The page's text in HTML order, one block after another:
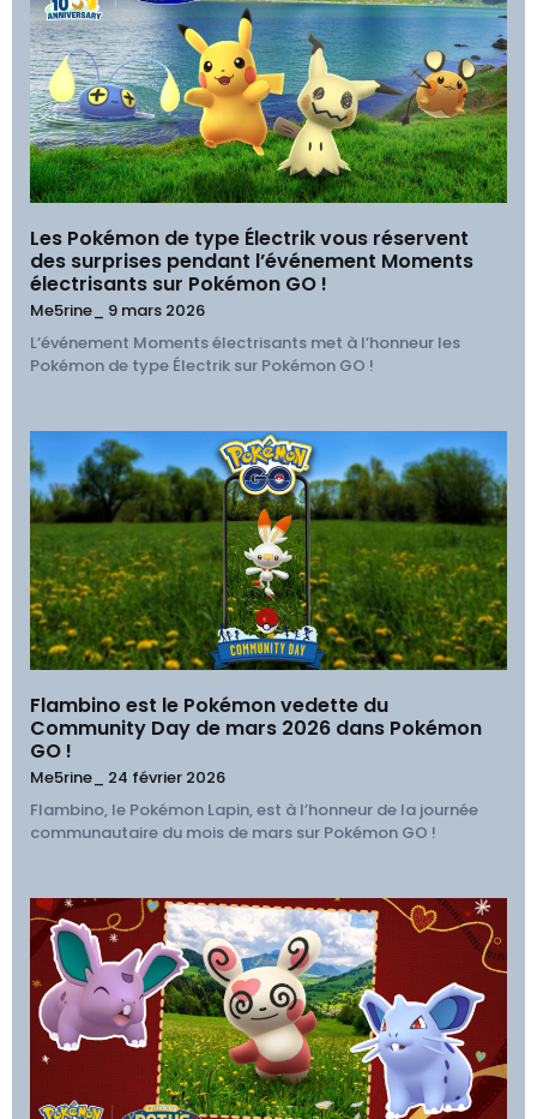
Les Pokémon de type Électrik vous réservent
des surprises pendant l’événement Moments
électrisants sur Pokémon GO !
Me5rine_ 9 mars 2026
L’événement Moments électrisants met à l’honneur les
Pokémon de type Électrik sur Pokémon GO !
Flambino est le Pokémon vedette du
Community Day de mars 2026 dans Pokémon
GO !
Me5rine_ 24 février 2026
Flambino, le Pokémon Lapin, est à l’honneur de la journée
communautaire du mois de mars sur Pokémon GO !